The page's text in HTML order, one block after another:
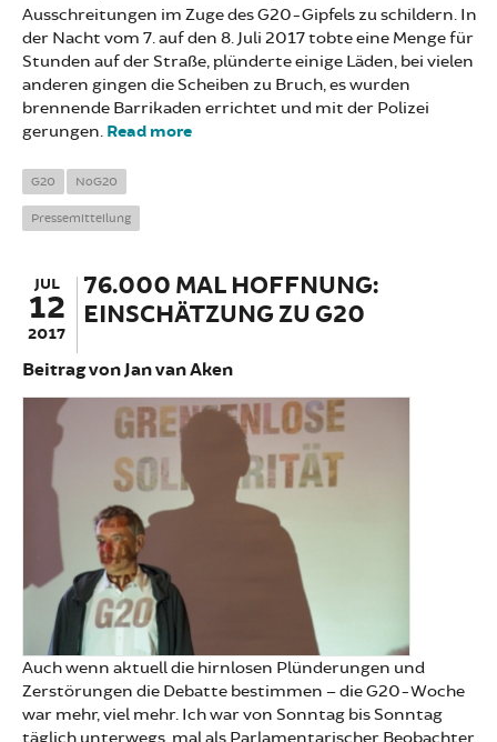
Ausschreitungen im Zuge des G20-Gipfels zu schildern. In
der Nacht vom 7. auf den 8. Juli 2017 tobte eine Menge für
Stunden auf der Straße, plünderte einige Läden, bei vielen
anderen gingen die Scheiben zu Bruch, es wurden
brennende Barrikaden errichtet und mit der Polizei
gerungen. Read more
G20 NoG20
Pressemitteilung
JUL
12
2017
76.000 MAL HOFFNUNG:
EINSCHÄTZUNG ZU G20
Beitrag von Jan van Aken
Auch wenn aktuell die hirnlosen Plünderungen und
Zerstörungen die Debatte bestimmen – die G20-Woche
war mehr, viel mehr. Ich war von Sonntag bis Sonntag